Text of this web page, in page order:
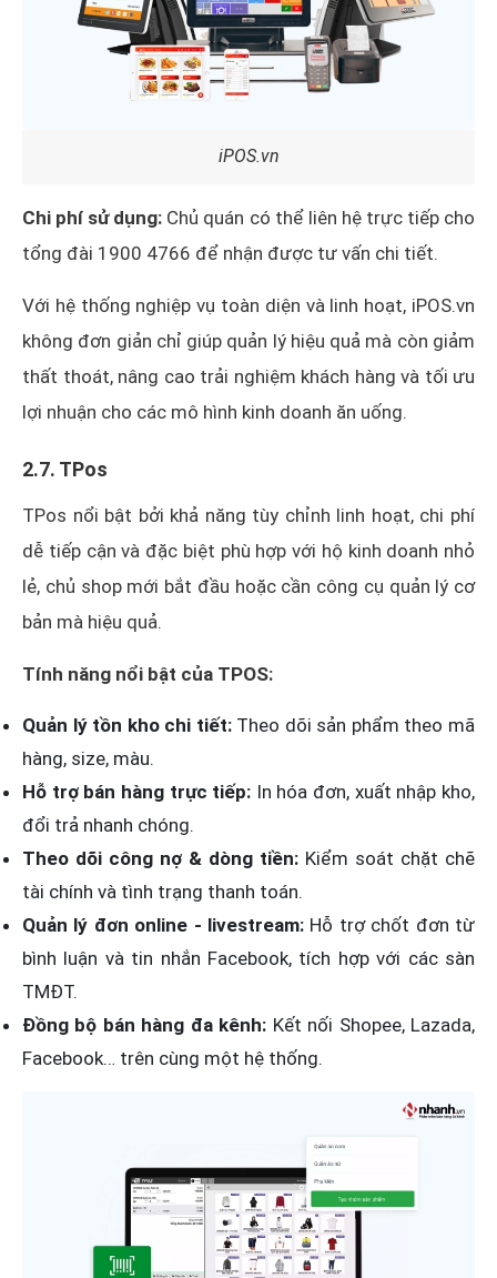
iPOS.vn
Chi phí sử dụng: Chủ quán có thể liên hệ trực tiếp cho
tổng đài 1900 4766 để nhận được tư vấn chi tiết.
Với hệ thống nghiệp vụ toàn diện và linh hoạt, iPOS.vn
không đơn giản chỉ giúp quản lý hiệu quả mà còn giảm
thất thoát, nâng cao trải nghiệm khách hàng và tối ưu
lợi nhuận cho các mô hình kinh doanh ăn uống.
2.7. TPos
TPos nổi bật bởi khả năng tùy chỉnh linh hoạt, chi phí
dễ tiếp cận và đặc biệt phù hợp với hộ kinh doanh nhỏ
lẻ, chủ shop mới bắt đầu hoặc cần công cụ quản lý cơ
bản mà hiệu quả.
Tính năng nổi bật của TPOS:
Quản lý tồn kho chi tiết: Theo dõi sản phẩm theo mã
hàng, size, màu.
Hỗ trợ bán hàng trực tiếp: In hóa đơn, xuất nhập kho,
đổi trả nhanh chóng.
Theo dõi công nợ & dòng tiền: Kiểm soát chặt chẽ
tài chính và tình trạng thanh toán.
Quản lý đơn online - livestream: Hỗ trợ chốt đơn từ
bình luận và tin nhắn Facebook, tích hợp với các sàn
TMĐT.
Đồng bộ bán hàng đa kênh: Kết nối Shopee, Lazada,
Facebook… trên cùng một hệ thống.